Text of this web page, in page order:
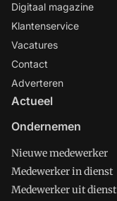
Digitaal magazine
Klantenservice
Vacatures
Contact
Adverteren
Actueel
Ondernemen
Nieuwe medewerker
Medewerker in dienst
Medewerker uit dienst